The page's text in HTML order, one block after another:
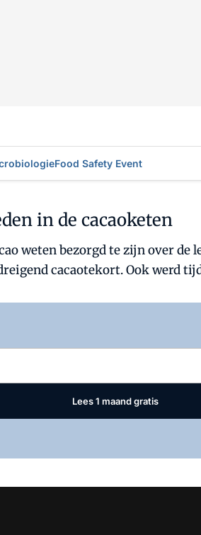
Food Safety Event
in de cacaoketen
weten bezorgd te zijn over
cacaotekort. Ook werd
Lees 1 maand gratis